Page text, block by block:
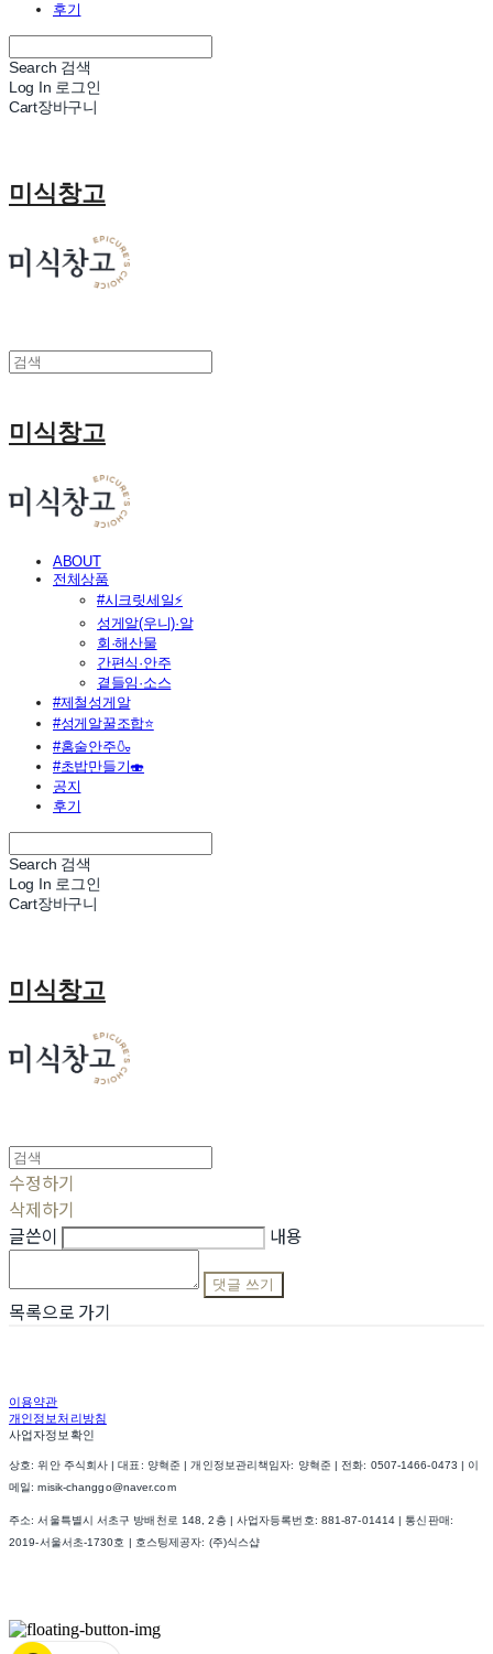
후기
Search 검색
Log In 로그인
Cart장바구니
미식창고
미식창고
ABOUT
전체상품
#시크릿세일⚡
성게알(우니)·알
회·해산물
간편식·안주
곁들임·소스
#제철성게알
#성게알꿀조합⭐
#홈술안주🍶
#초밥만들기🍣
공지
후기
Search 검색
Log In 로그인
Cart장바구니
미식창고
수정하기
삭제하기
글쓴이
내용
댓글 쓰기
목록으로 가기
이용약관
개인정보처리방침
사업자정보확인
상호: 위안 주식회사 | 대표: 양혁준 | 개인정보관리책임자: 양혁준 | 전화: 0507-1466-0473 | 이
메일: misik-changgo@naver.com
주소: 서울특별시 서초구 방배천로 148, 2층 | 사업자등록번호: 881-87-01414 | 통신판매:
2019-서울서초-1730호
| 호스팅제공자: (주)식스샵